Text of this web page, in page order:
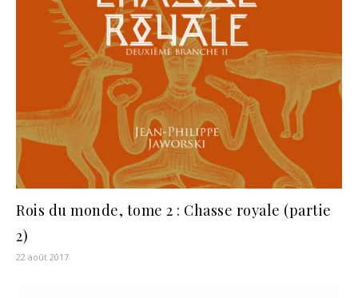
Rois du monde, tome 2 : Chasse royale (partie
2)
22 août 2017